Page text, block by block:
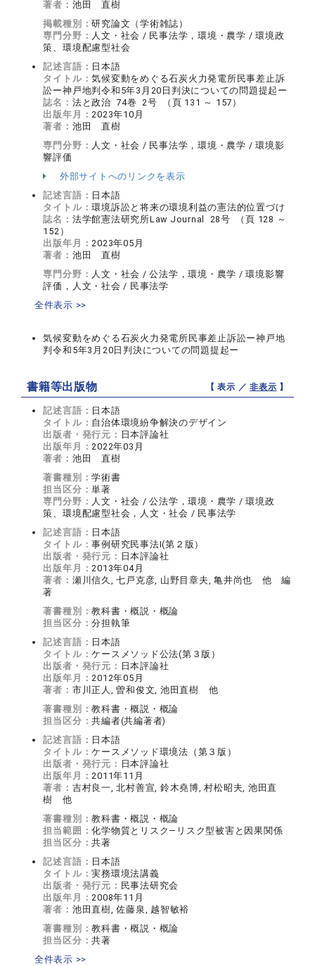
著者： 池田 直樹
掲載種別：研究論文（学術雑誌）
専門分野： 人文・社会 / 民事法学，環境・農学 / 環境政
策、環境配慮型社会
記述言語： 日本語
タイトル：気候変動をめぐる石炭火力発電所民事差止訴
訟ー神戸地判令和5年3月20日判決についての問題提起ー
誌名： 法と政治 74巻 2号 （頁 131 ～ 157）
出版年月：2023年10月
著者： 池田 直樹
専門分野： 人文・社会 / 民事法学，環境・農学 / 環境影
響評価
外部サイトへのリンクを表示
記述言語： 日本語
タイトル：環境訴訟と将来の環境利益の憲法的位置づけ
誌名： 法学館憲法研究所Law Journal 28号 （頁 128 ～
152）
出版年月：2023年05月
著者： 池田 直樹
専門分野： 人文・社会 / 公法学，環境・農学 / 環境影響
評価，人文・社会 / 民事法学
全件表示 >>
気候変動をめぐる石炭火力発電所民事差止訴訟ー神戸地
判令和5年3月20日判決についての問題提起ー
書籍等出版物 【 表示 ／非表示 】
記述言語： 日本語
タイトル： 自治体環境紛争解決のデザイン
出版者・発行元： 日本評論社
出版年月：2022年03月
著者： 池田 直樹
著書種別：学術書
担当区分：単著
専門分野： 人文・社会 / 公法学，環境・農学 / 環境政
策、環境配慮型社会，人文・社会 / 民事法学
記述言語： 日本語
タイトル：事例研究民事法I(第２版）
出版者・発行元： 日本評論社
出版年月：2013年04月
著者： 瀬川信久, 七戸克彦, 山野目章夫, 亀井尚也 他 編
著
著書種別：教科書・概説・概論
担当区分：分担執筆
記述言語： 日本語
タイトル：ケースメソッド公法(第３版）
出版者・発行元： 日本評論社
出版年月：2012年05月
著者： 市川正人, 曽和俊文, 池田直樹 他
著書種別：教科書・概説・概論
担当区分：共編者(共編著者)
記述言語： 日本語
タイトル：ケースメソッド環境法（第３版）
出版者・発行元： 日本評論社
出版年月：2011年11月
著者： 吉村良一, 北村善宣, 鈴木堯博, 村松昭夫, 池田直
樹 他
著書種別：教科書・概説・概論
担当範囲：化学物質とリスク―リスク型被害と因果関係
担当区分：共著
記述言語： 日本語
タイトル：実務環境法講義
出版者・発行元： 民事法研究会
出版年月：2008年11月
著者： 池田直樹, 佐藤泉, 越智敏裕
著書種別：教科書・概説・概論
担当区分：共著
全件表示 >>